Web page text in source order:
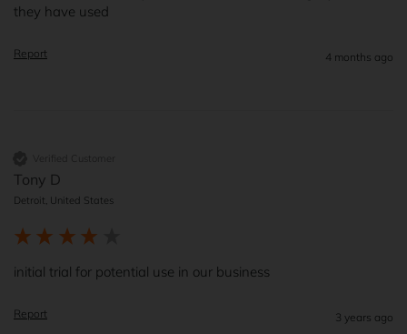
they have used
Report 4 months ago
Verified Customer
Tony D
Detroit, United States
initial trial for potential use in our business
Report 3 years ago